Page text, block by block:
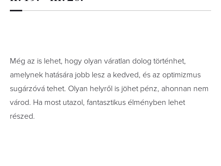
Még az is lehet, hogy olyan váratlan dolog történhet,
amelynek hatására jobb lesz a kedved, és az optimizmus
sugárzóvá tehet. Olyan helyről is jöhet pénz, ahonnan nem
várod. Ha most utazol, fantasztikus élményben lehet
részed.